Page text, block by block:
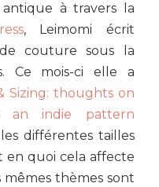
à travers la
, Leimomi écrit
couture sous la
Ce mois-ci elle a
Sizing: thoughts on
an indie pattern
différentes tailles
en quoi cela affecte
mêmes thèmes sont